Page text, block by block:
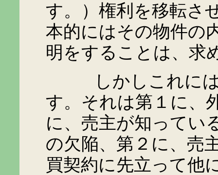
す。）権利を移転さ
本的にはその物件の
明をすることは、求
しかしこれには例
す。それは第１に、
に、売主が知ってい
の欠陥、第２に、売
買契約に先立って他